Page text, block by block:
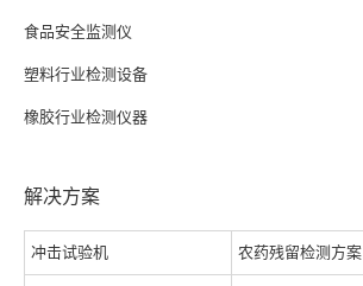
食品安全监测仪
塑料行业检测设备
橡胶行业检测仪器
解决方案
冲击试验机 农药残留检测方案